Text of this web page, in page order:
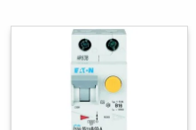
B-
Kar.
hoeveelheid